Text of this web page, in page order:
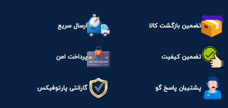
تضمین بازگشت کالا ارسال سریع
تضمین کیفیت پرداخت امن
پشتیبان پاسخ گو گارانتی پارتوفیکس